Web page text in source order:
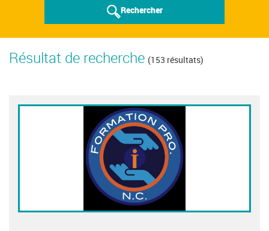
Rechercher
Résultat de recherche (153 résultats)